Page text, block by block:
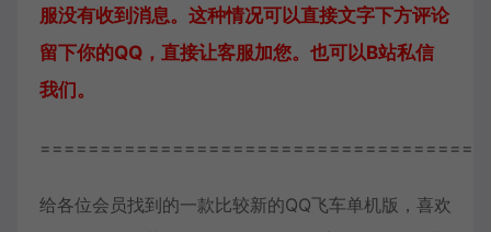
服没有收到消息。这种情况可以直接文字下方评论
留下你的QQ，直接让客服加您。也可以B站私信
我们。
给各位会员找到的一款比较新的QQ飞车单机版，喜欢